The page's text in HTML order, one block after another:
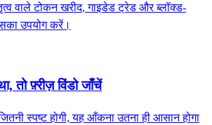
वाले टोकन खरीद, गाइडेड ट्रेड और ब्लॉक्ड-
उपयोग करें।
तो फ़्रीज़ विंडो जाँचें
स्पष्ट होगी, यह आँकना उतना ही आसान होगा